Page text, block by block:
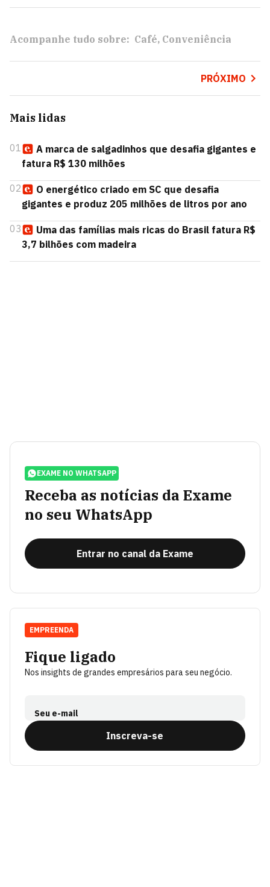
Acompanhe tudo sobre: Café Conveniência
PRÓXIMO
Mais lidas
01
A marca de salgadinhos que desafia gigantes e
fatura R$ 130 milhões
02
O energético criado em SC que desafia
gigantes e produz 205 milhões de litros por ano
03
Uma das famílias mais ricas do Brasil fatura R$
3,7 bilhões com madeira
EXAME NO WHATSAPP
Receba as notícias da Exame
no seu WhatsApp
Entrar no canal da Exame
Fique ligado
Nos insights de grandes empresários para seu negócio.
Seu e-mail
Inscreva-se
EMPREENDA